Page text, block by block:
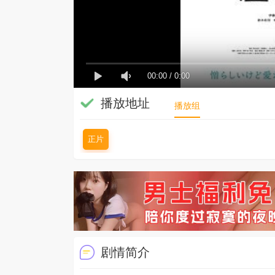
00:00 / 0:00
播放地址 播放组
正片
剧情简介